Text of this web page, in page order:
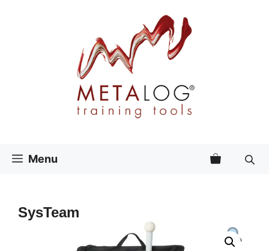
Menu
SysTeam